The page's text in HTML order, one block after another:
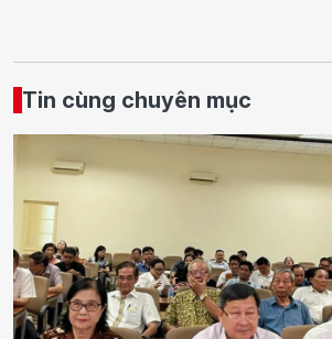
Tin cùng chuyên mục